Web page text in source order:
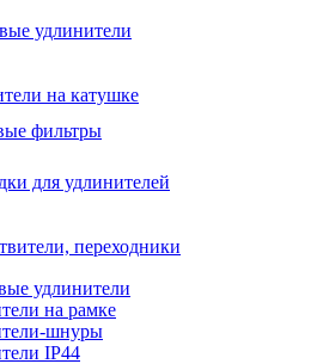
удлинители
на катушке
фильтры
для удлинителей
переходники
удлинители
на рамке
шнуры
IP44